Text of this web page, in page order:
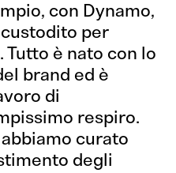
con Dynamo,
per
è nato con lo
brand ed è
di
respiro.
curato
degli